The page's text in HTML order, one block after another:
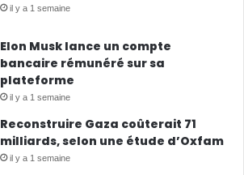
il y a 1 semaine
Elon Musk lance un compte
bancaire rémunéré sur sa
plateforme
il y a 1 semaine
Reconstruire Gaza coûterait 71
milliards, selon une étude d’Oxfam
il y a 1 semaine